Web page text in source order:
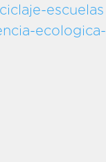
escuelas
ecologica-